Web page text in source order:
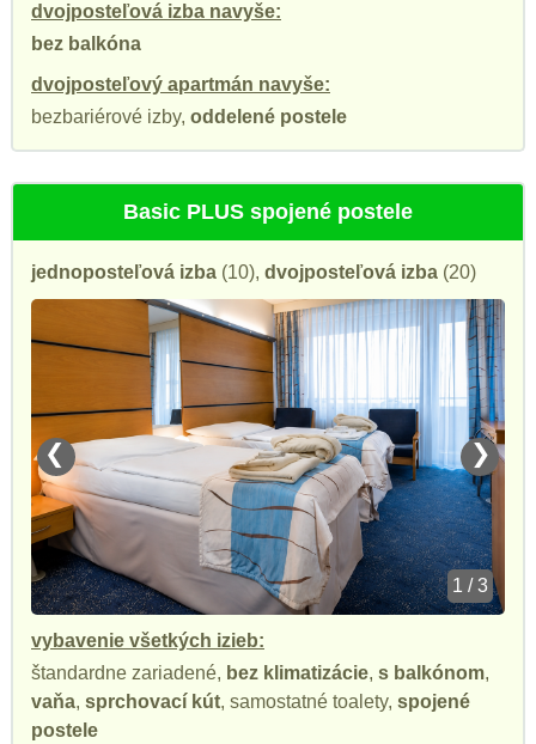
dvojposteľová izba navyše:
bez balkóna
dvojposteľový apartmán navyše:
bezbariérové izby, oddelené postele
Basic PLUS spojené postele
jednoposteľová izba (10), dvojposteľová izba (20)
❮ ❯
1 / 3
vybavenie všetkých izieb:
štandardne zariadené, bez klimatizácie, s balkónom,
vaňa, sprchovací kút, samostatné toalety, spojené
postele